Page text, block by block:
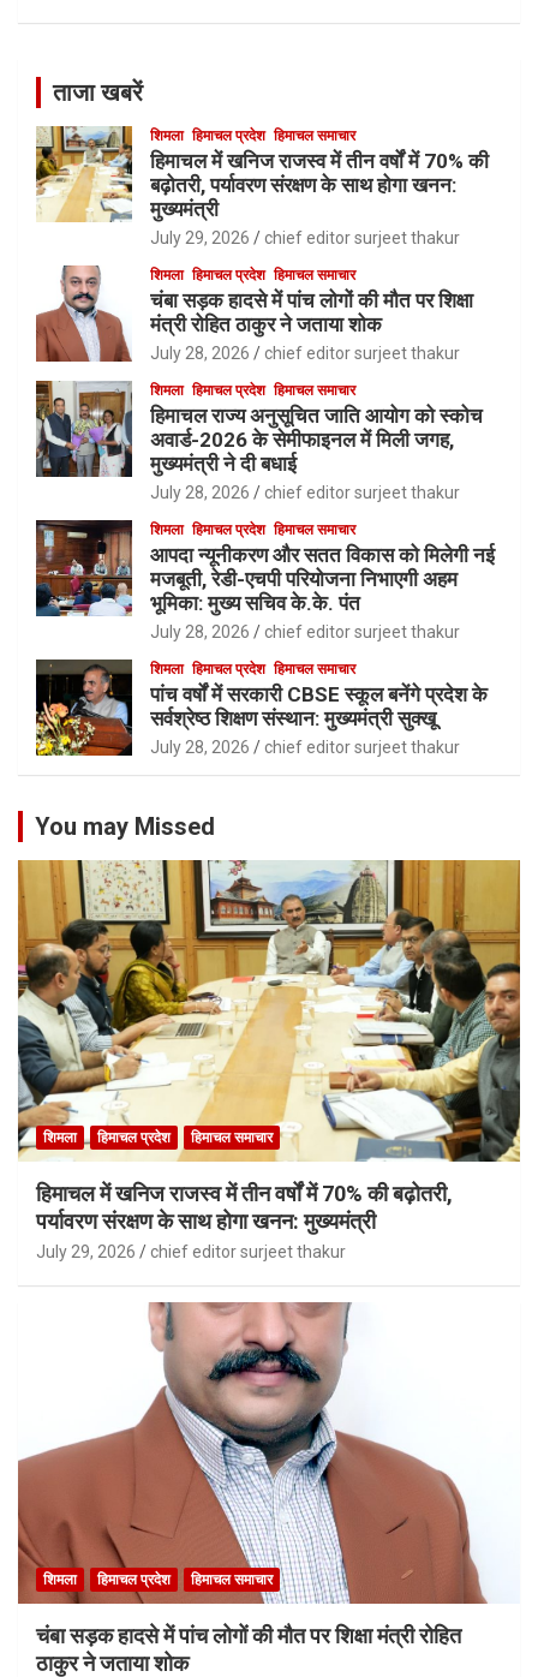
ताजा खबरें
शिमला हिमाचल प्रदेश हिमाचल समाचार
हिमाचल में खनिज राजस्व में तीन वर्षों में 70% की
बढ़ोतरी, पर्यावरण संरक्षण के साथ होगा खनन:
मुख्यमंत्री
July 29, 2026 chief editor surjeet thakur
शिमला हिमाचल प्रदेश हिमाचल समाचार
चंबा सड़क हादसे में पांच लोगों की मौत पर शिक्षा
मंत्री रोहित ठाकुर ने जताया शोक
July 28, 2026 chief editor surjeet thakur
शिमला हिमाचल प्रदेश हिमाचल समाचार
हिमाचल राज्य अनुसूचित जाति आयोग को स्कोच
अवार्ड-2026 के सेमीफाइनल में मिली जगह,
मुख्यमंत्री ने दी बधाई
July 28, 2026 chief editor surjeet thakur
शिमला हिमाचल प्रदेश हिमाचल समाचार
आपदा न्यूनीकरण और सतत विकास को मिलेगी नई
मजबूती, रेडी-एचपी परियोजना निभाएगी अहम
भूमिका: मुख्य सचिव के.के. पंत
July 28, 2026 chief editor surjeet thakur
शिमला हिमाचल प्रदेश हिमाचल समाचार
पांच वर्षों में सरकारी CBSE स्कूल बनेंगे प्रदेश के
सर्वश्रेष्ठ शिक्षण संस्थान: मुख्यमंत्री सुक्खू
July 28, 2026 chief editor surjeet thakur
You may Missed
शिमला हिमाचल प्रदेश हिमाचल समाचार
हिमाचल में खनिज राजस्व में तीन वर्षों में 70% की बढ़ोतरी,
पर्यावरण संरक्षण के साथ होगा खनन: मुख्यमंत्री
July 29, 2026 chief editor surjeet thakur
शिमला हिमाचल प्रदेश हिमाचल समाचार
चंबा सड़क हादसे में पांच लोगों की मौत पर शिक्षा मंत्री रोहित
ठाकुर ने जताया शोक